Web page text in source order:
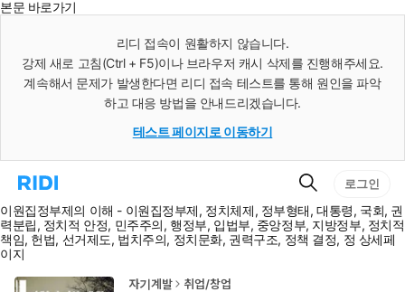
본문 바로가기
리디 접속이 원활하지 않습니다.
강제 새로 고침(Ctrl + F5)이나 브라우저 캐시 삭제를 진행해주세요.
계속해서 문제가 발생한다면 리디 접속 테스트를 통해 원인을 파악
하고 대응 방법을 안내드리겠습니다.
테스트 페이지로 이동하기
리
홈
으
로
이
검
색
로그인
이원집정부제의 이해 - 이원집정부제, 정치체제, 정부형태, 대통령, 국회, 권
력분립, 정치적 안정, 민주주의, 행정부, 입법부, 중앙정부, 지방정부, 정치적
책임, 헌법, 선거제도, 법치주의, 정치문화, 권력구조, 정책 결정, 정 상세페
이지
자기계발
취업/창업